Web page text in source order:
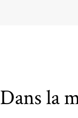
Dans la